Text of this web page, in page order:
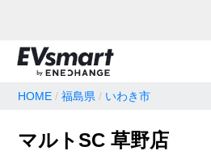
地名・観光スポット・住所
HOME 福島県 いわき市
マルトSC 草野店